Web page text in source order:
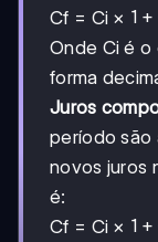
Cf = Ci × 1
+
r
×
n
1 +
Onde Ci é o
forma
Juros
período são
novos juros
é:
Cf = Ci × 1
1 +